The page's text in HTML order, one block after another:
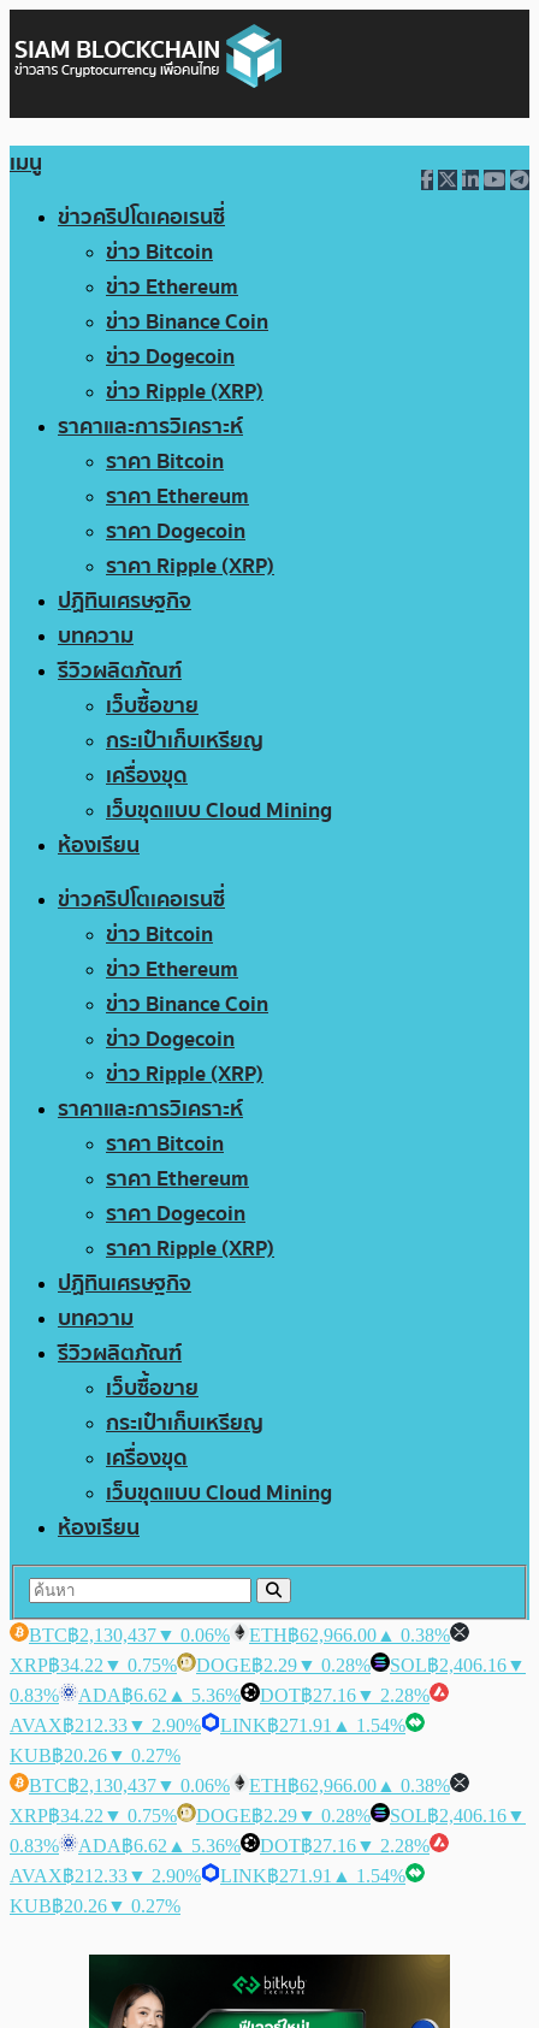
เมนู
ข่าวคริปโตเคอเรนซี่
ข่าว Bitcoin
ข่าว Ethereum
ข่าว Binance Coin
ข่าว Dogecoin
ข่าว Ripple (XRP)
ราคาและการวิเคราะห์
ราคา Bitcoin
ราคา Ethereum
ราคา Dogecoin
ราคา Ripple (XRP)
ปฏิทินเศรษฐกิจ
บทความ
รีวิวผลิตภัณฑ์
เว็บซื้อขาย
กระเป๋าเก็บเหรียญ
เครื่องขุด
เว็บขุดแบบ Cloud Mining
ห้องเรียน
ข่าวคริปโตเคอเรนซี่
ข่าว Bitcoin
ข่าว Ethereum
ข่าว Binance Coin
ข่าว Dogecoin
ข่าว Ripple (XRP)
ราคาและการวิเคราะห์
ราคา Bitcoin
ราคา Ethereum
ราคา Dogecoin
ราคา Ripple (XRP)
ปฏิทินเศรษฐกิจ
บทความ
รีวิวผลิตภัณฑ์
เว็บซื้อขาย
กระเป๋าเก็บเหรียญ
เครื่องขุด
เว็บขุดแบบ Cloud Mining
ห้องเรียน
BTC฿2,130,437▼ 0.06% ETH฿62,966.00 ▲ 0.38%
XRP฿34.22 ▼ 0.75% DOGE฿2.29▼ 0.28% SOL฿2,406.16▼
0.83%
ADA฿6.62 ▲ 5.36% DOT฿27.16▼ 2.28%
AVAX฿212.33▼ 2.90% LINK฿271.91 ▲ 1.54%
KUB฿20.26▼ 0.27%
BTC฿2,130,437▼ 0.06% ETH฿62,966.00 ▲ 0.38%
XRP฿34.22 ▼ 0.75% DOGE฿2.29▼ 0.28% SOL฿2,406.16▼
0.83%
ADA฿6.62 ▲ 5.36% DOT฿27.16▼ 2.28%
AVAX฿212.33▼ 2.90% LINK฿271.91 ▲ 1.54%
KUB฿20.26▼ 0.27%